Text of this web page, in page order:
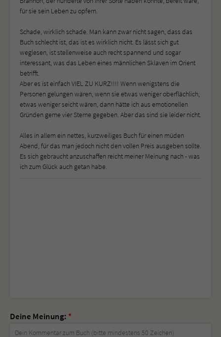
für sie sein Leben zu opfern.
Schade, wirklich schade. Man kann zwar nicht sagen, dass das
Buch schlecht ist, das ist es wirklich nicht. Es lässt sich gut
weglesen, ist stellenweise auch recht spannend und sogar
interessant, was das Leben eines männlichen Sklaven im Orient
betrifft.
Aber es ist einfach VIEL ZU KURZ!!!! Wenn wenigstens die
Personen gelungen wären, wenn sie etwas weniger oberflächlich,
etwas weniger seicht wären, dann hätte ich aus emotionellen
Gründen gerne vier Sterne gegeben. Aber das sind sie leider nicht.
Alles in allem ein nettes, kurzweiliges Buch für einen müden
Abend, für das man jedoch nicht den vollen Preis ausgeben sollte.
Es sich gebraucht anzuschaffen reicht meiner Meinung nach - was
ich zum Glück auch getan habe.
Deine Meinung: *